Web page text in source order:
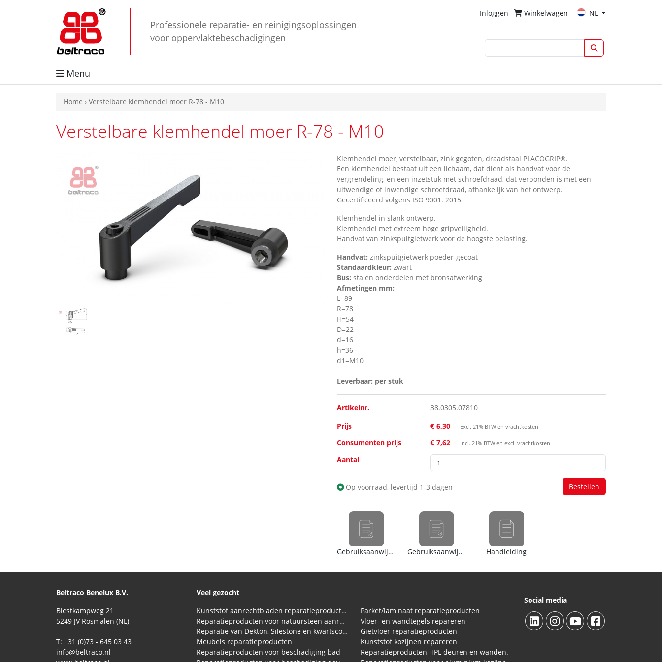
Professionele reparatie- en reinigingsoplossingen
voor oppervlaktebeschadigingen
Inloggen Winkelwagen NL
Menu
Home › Verstelbare klemhendel moer R-78 - M10
Verstelbare klemhendel moer R-78 - M10
Klemhendel moer, verstelbaar, zink gegoten, draadstaal PLACOGRIP®.
Een klemhendel bestaat uit een lichaam, dat dient als handvat voor de
vergrendeling, en een inzetstuk met schroefdraad, dat verbonden is met een
uitwendige of inwendige schroefdraad, afhankelijk van het ontwerp.
Gecertificeerd volgens ISO 9001: 2015
Klemhendel in slank ontwerp.
Klemhendel met extreem hoge gripveiligheid.
Handvat van zinkspuitgietwerk voor de hoogste belasting.
Handvat: zinkspuitgietwerk poeder-gecoat
Standaardkleur: zwart
Bus: stalen onderdelen met bronsafwerking
Afmetingen mm:
L=89
R=78
H=54
D=22
d=16
h=36
d1=M10
Leverbaar: per stuk
Artikelnr.
38.0305.07810
Prijs
€ 6,30 Excl. 21% BTW en vrachtkosten
Consumenten prijs € 7,62 Incl. 21% BTW en excl. vrachtkosten
Aantal
Op voorraad, levertijd 1-3 dagen
Gebruiksaanwijzing Gebruiksaanwijzing Handleiding
Beltraco Benelux B.V.
Biestkampweg 21
5249 JV Rosmalen (NL)
T: +31 (0)73 - 645 03 43
info@beltraco.nl
Veel gezocht
Kunststof aanrechtbladen reparatieproducten (HPL en Volkern)
Reparatieproducten voor natuursteen aanrechtblad
Reparatie van Dekton, Silestone en kwartscomposiet aanrechtbladen
Meubels reparatieproducten
Reparatieproducten voor beschadiging bad
Parket/laminaat reparatieproducten
Vloer- en wandtegels repareren
Gietvloer reparatieproducten
Kunststof kozijnen repareren
Reparatieproducten HPL deuren en wanden.
Social media